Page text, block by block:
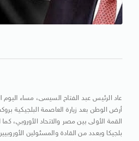
عاد الرئيس عبد الفتاح السيسى، مساء اليوم
أرض الوطن بعد زيارة العاصمة البلجيكية
القمة الأولى بين مصر والاتحاد الأوروبي،
بلجيكا وبعدد من القادة والمسئولين